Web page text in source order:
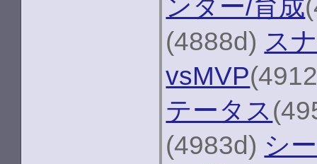
ンター/育成
(4888d) ス
vsMVP
テータス
(4983d) シ